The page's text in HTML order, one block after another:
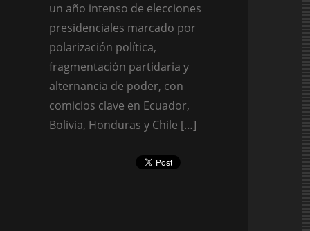
un año intenso de elecciones
presidenciales marcado por
polarización política,
fragmentación partidaria y
alternancia de poder, con
comicios clave en Ecuador,
Bolivia, Honduras y Chile […]